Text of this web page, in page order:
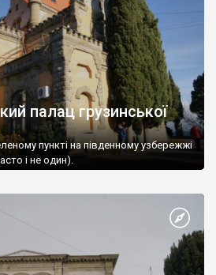
палац грузинської
пункті на південному узбережжі
і не один).